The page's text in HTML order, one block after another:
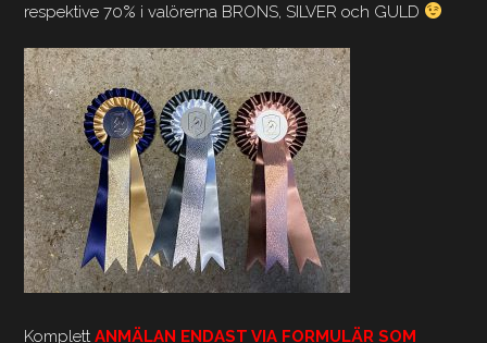
respektive 70% i valörerna BRONS, SILVER och GULD
Komplett ANMÄLAN ENDAST VIA FORMULÄR SOM